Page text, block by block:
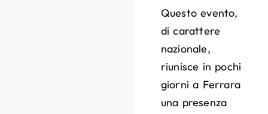
Questo evento,
di carattere
nazionale,
riunisce in pochi
giorni a Ferrara
una presenza